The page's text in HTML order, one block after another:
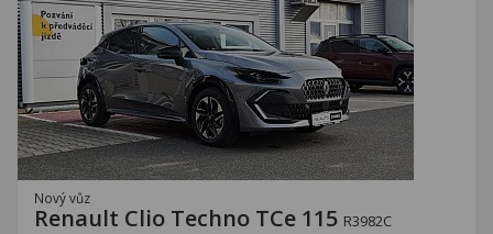
Nový vůz
Renault Clio Techno TCe 115 R3982C